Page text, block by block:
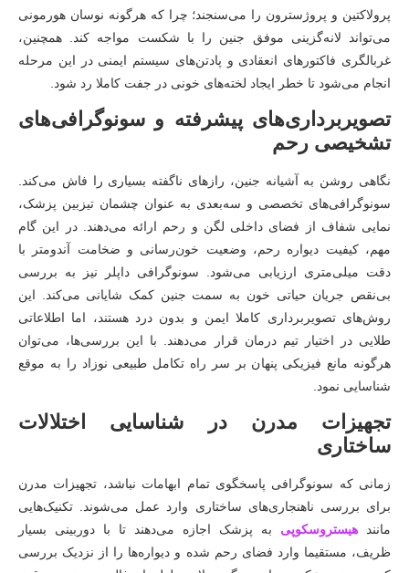
پرولاکتین و پروژسترون را می‌سنجند؛ چرا که هرگونه نوسان هورمونی
می‌تواند لانه‌گزینی موفق جنین را با شکست مواجه کند. همچنین،
غربالگری فاکتورهای انعقادی و پادتن‌های سیستم ایمنی در این مرحله
انجام می‌شود تا خطر ایجاد لخته‌های خونی در جفت کاملا رد شود.
تصویربرداری‌های پیشرفته و سونوگرافی‌های
تشخیصی رحم
نگاهی روشن به آشیانه جنین، رازهای ناگفته بسیاری را فاش می‌کند.
سونوگرافی‌های تخصصی و سه‌بعدی به عنوان چشمان تیزبین پزشک،
نمایی شفاف از فضای داخلی لگن و رحم ارائه می‌دهند. در این گام
مهم، کیفیت دیواره رحم، وضعیت خون‌رسانی و ضخامت آندومتر با
دقت میلی‌متری ارزیابی می‌شود. سونوگرافی داپلر نیز به بررسی
بی‌نقص جریان حیاتی خون به سمت جنین کمک شایانی می‌کند. این
روش‌های تصویربرداری کاملا ایمن و بدون درد هستند، اما اطلاعاتی
طلایی در اختیار تیم درمان قرار می‌دهند. با این بررسی‌ها، می‌توان
هرگونه مانع فیزیکی پنهان بر سر راه تکامل طبیعی نوزاد را به موقع
شناسایی نمود.
تجهیزات مدرن در شناسایی اختلالات
ساختاری
زمانی که سونوگرافی پاسخگوی تمام ابهامات نباشد، تجهیزات مدرن
برای بررسی ناهنجاری‌های ساختاری وارد عمل می‌شوند. تکنیک‌هایی
مانند هیستروسکوپی به پزشک اجازه می‌دهند تا با دوربینی بسیار
ظریف، مستقیما وارد فضای رحم شده و دیواره‌ها را از نزدیک بررسی